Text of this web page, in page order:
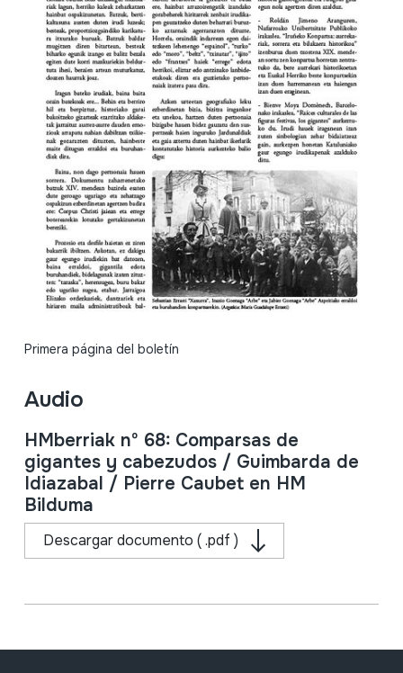
Primera página del boletín
Audio
HMberriak nº 68: Comparsas de
gigantes y cabezudos / Guimbarda de
Idiazabal / Pierre Caubet en HM
Bilduma
Descargar documento ( .pdf )